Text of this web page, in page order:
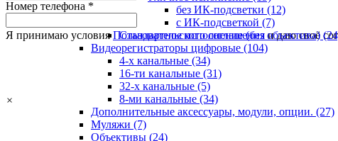
без ИК-подсветки (12)
с ИК-подсветкой (7)
Стандартное исполнение (без объектива)
Видеорегистраторы цифровые (104)
4-х канальные (34)
16-ти канальные (31)
32-х канальные (5)
8-ми канальные (34)
Дополнительные аксессуары, модули, опции. (27)
Муляжи (7)
Объективы (24)
Номер телефона *
Я принимаю условияПользовательского соглашенияи даю своё
×